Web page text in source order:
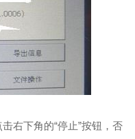
右下角的“停止”按钮，否